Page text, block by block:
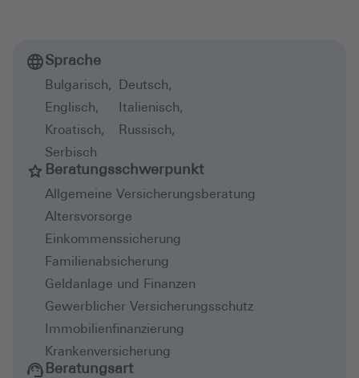
Sprache
Bulgarisch, Deutsch,
Englisch, Italienisch,
Kroatisch, Russisch,
Serbisch
Beratungsschwerpunkt
Allgemeine Versicherungsberatung
Altersvorsorge
Einkommenssicherung
Familienabsicherung
Geldanlage und Finanzen
Gewerblicher Versicherungsschutz
Immobilienfinanzierung
Krankenversicherung
Beratungsart